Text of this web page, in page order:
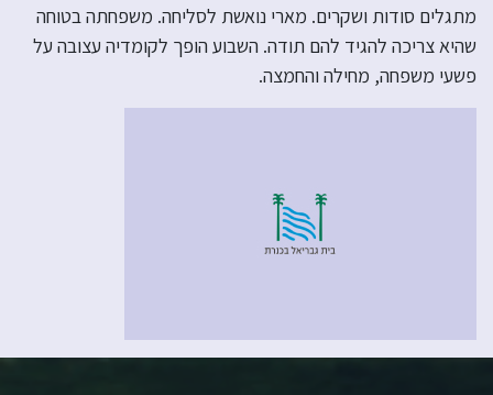
מתגלים סודות ושקרים. מארי נואשת לסליחה. משפחתה בטוחה
שהיא צריכה להגיד להם תודה. השבוע הופך לקומדיה עצובה על
פשעי משפחה, מחילה והחמצה.